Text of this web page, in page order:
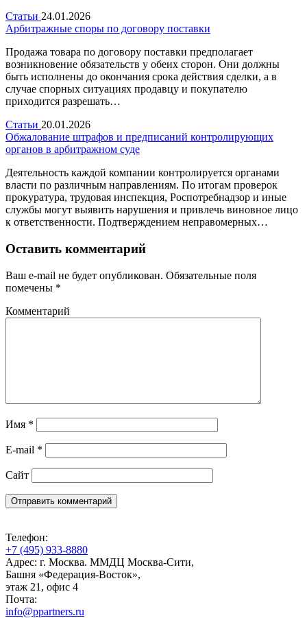
Статьи 24.01.2026
Арбитражные споры по договору поставки
Продажа товара по договору поставки предполагает
возникновение обязательств у обеих сторон. Они должны
быть исполнены до окончания срока действия сделки, а в
случае спорных ситуациях продавцу и покупателю
приходится разрешать…
Статьи 20.01.2026
Обжалование штрафов и предписаний контролирующих
органов в арбитражном суде
Деятельность каждой компании контролируется органами
власти по различным направлениям. По итогам проверок
прокуратура, трудовая инспекция, Роспотребнадзор и иные
службы могут выявить нарушения и привлечь виновное лицо
к ответственности. Подтверждением неправомерных…
Оставить комментарий
Ваш e-mail не будет опубликован. Обязательные поля
помечены *
Комментарий
Имя *
E-mail *
Сайт
Телефон:
+7 (495) 933-8880
Адрес: г. Москва. ММДЦ Москва-Сити,
Башня «Федерация-Восток»,
этаж 21, офис 4
Почта:
info@ppartners.ru